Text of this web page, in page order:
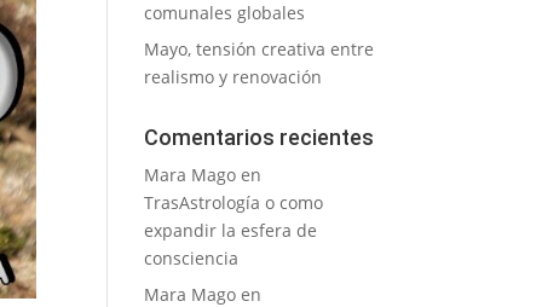
comunales globales
Mayo, tensión creativa entre
realismo y renovación
Comentarios recientes
Mara Mago en
TrasAstrología o como
expandir la esfera de
consciencia
Mara Mago en